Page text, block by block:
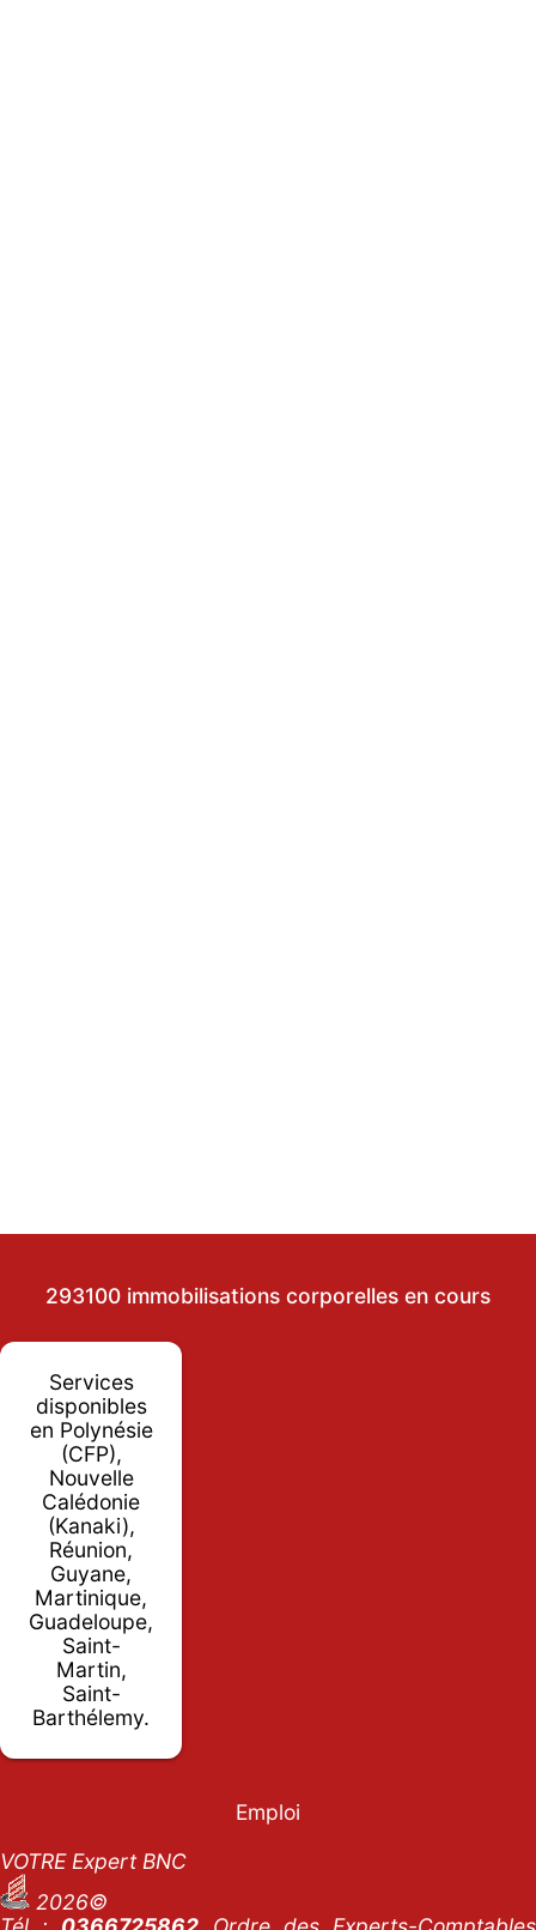
293100 immobilisations corporelles en cours
Services
disponibles
en Polynésie
(CFP),
Nouvelle
Calédonie
(Kanaki),
Réunion,
Guyane,
Martinique,
Guadeloupe,
Saint-
Martin,
Saint-
Barthélemy.
Emploi
VOTRE Expert BNC
2026©